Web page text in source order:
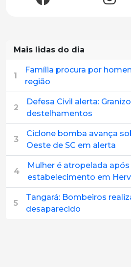
Mais lidas do dia
1
Família procura por
região
2
Defesa Civil alerta:
destelhamentos
3
Ciclone bomba avança
Oeste de SC em alerta
4
Mulher é atropelada
estabelecimento em
5
Tangará: Bombeiros
desaparecido